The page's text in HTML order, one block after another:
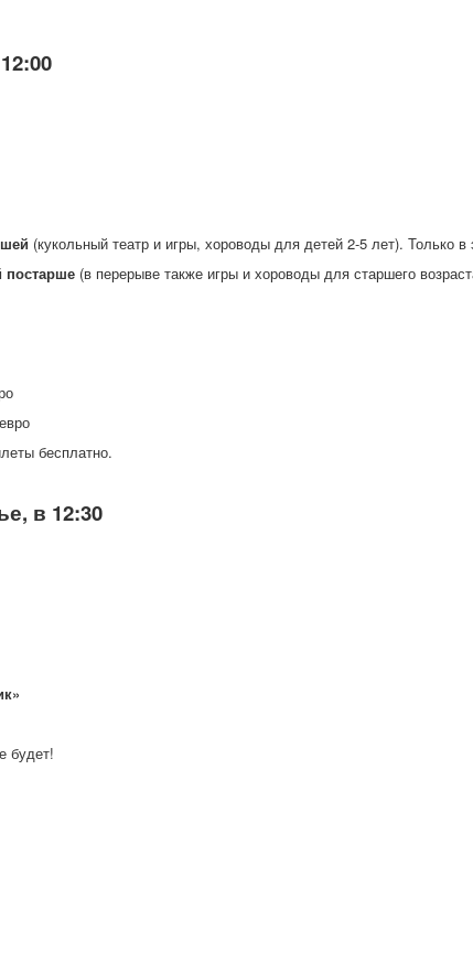
(кукольный театр и игры, хороводы для детей 2-5 лет). Только в
постарше(в перерыве также игры и хороводы для старшего
бесплатно.
в 12:30
будет!